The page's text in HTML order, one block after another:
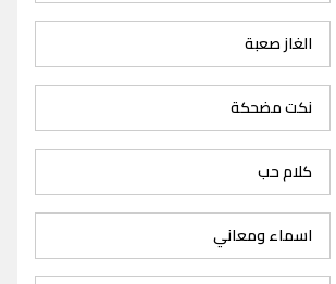
الغاز صعبة
نكت مضحكة
كلام حب
اسماء ومعاني